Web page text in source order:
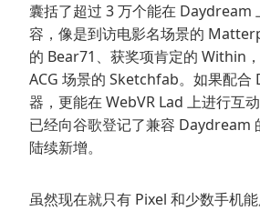
囊括了超过 3 万个能在 Daydream
容，像是到访电影名场景的
的 Bear71、获奖项肯定的 Within
ACG 场景的 Sketchfab。如果配
器，更能在 WebVR Lad 上进行互
已经向谷歌登记了兼容 Daydream
陆续新增。
虽然现在就只有 Pixel 和少数手机